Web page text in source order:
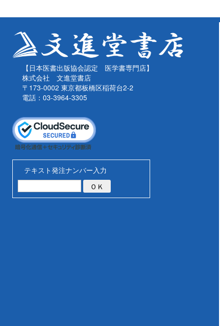
【日本医書出版協会認定 医学書専門店】
株式会社 文進堂書店
〒173-0002 東京都板橋区稲荷台2-2
電話：03-3964-3305
テキスト発注ナンバー入力